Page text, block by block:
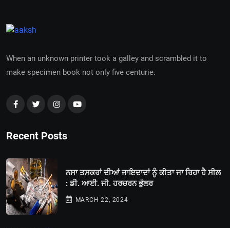
When an unknown printer took a galley and scrambled it to
make specimen book not only five centurie.
Recent Posts
ਨਸਾ ਤਸਕਰਾਂ ਦੀਆਂ ਜਾਇਦਾਦਾਂ ਨੂੰ ਕੀਤਾ ਜਾ ਰਿਹਾ ਹੈ ਸੀਲ
: ਡੀ. ਆਈ. ਜੀ. ਹਰਚਰਨ ਭੁੱਲਰ
MARCH 22, 2024